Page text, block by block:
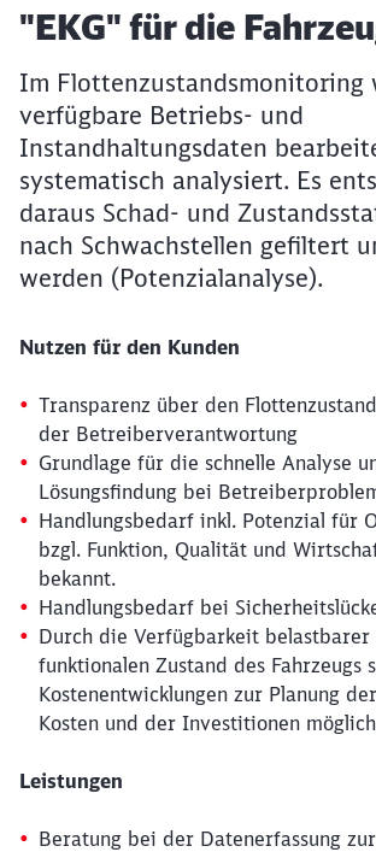
Artikel:
"EKG" für die
Im Flottenzustandsmonitoring
verfügbare Betriebs- und
Instandhaltungsdaten
systematisch analysiert. Es
daraus Schad- und
nach Schwachstellen gefiltert
werden (Potenzialanalyse).
Nutzen für den Kunden
Transparenz über den
der Betreiberverantwortung
Grundlage für die schnelle Analyse
Lösungsfindung bei
Handlungsbedarf inkl. Potenzial für
bzgl. Funktion, Qualität und
bekannt.
Handlungsbedarf bei
Durch die Verfügbarkeit
funktionalen Zustand des Fahrzeugs
Kostenentwicklungen zur Planung
Kosten und der Investitionen
Leistungen
Beratung bei der Datenerfassung